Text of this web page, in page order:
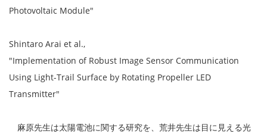
Photovoltaic Module"
Shintaro Arai et al.,
"Implementation of Robust Image Sensor Communication
Using Light-Trail Surface by Rotating Propeller LED
Transmitter"
麻原先生は太陽電池に関する研究を、荒井先生は目に見える光